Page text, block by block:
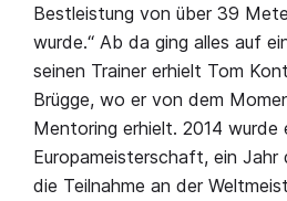
Bestleistung von über 39
wurde.“ Ab da ging alles auf
seinen Trainer erhielt Tom
Brügge, wo er von dem
Mentoring erhielt. 2014 wurde
Europameisterschaft, ein
die Teilnahme an der